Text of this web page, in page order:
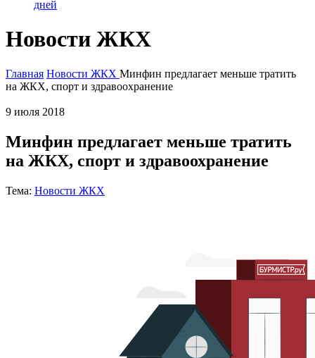
дней
Новости ЖКХ
Главная Новости ЖКХ Минфин предлагает меньше тратить
на ЖКХ, спорт и здравоохранение
9 июля 2018
Минфин предлагает меньше тратить
на ЖКХ, спорт и здравоохранение
Тема: Новости ЖКХ